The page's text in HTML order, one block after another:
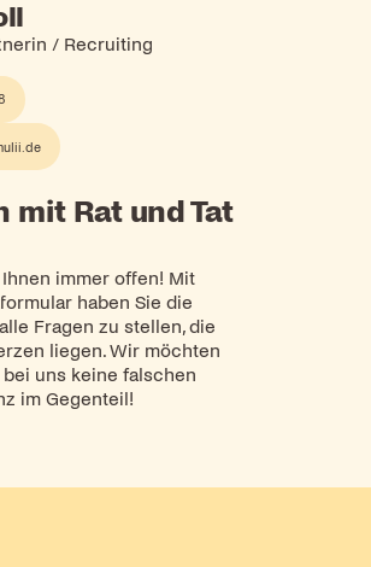
/ Recruiting
mit Rat und Tat
immer offen! Mit
haben Sie die
Fragen zu stellen, die
liegen. Wir möchten
bei uns keine falschen
im Gegenteil!